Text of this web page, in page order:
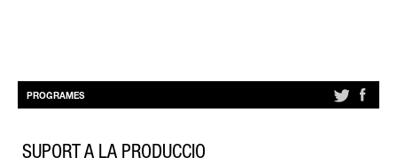
PROGRAMES
SUPORT A LA PRODUCCIÓ